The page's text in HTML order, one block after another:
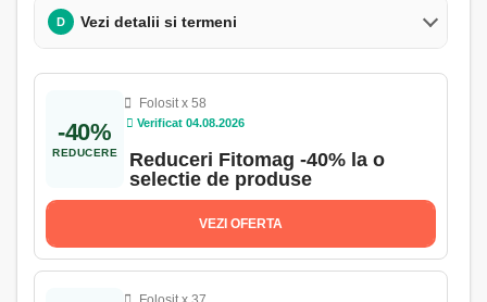
D Vezi detalii si termeni
-40%
REDUCERE
Verificat 04.08.2026
Folosit x 58
Reduceri Fitomag -40% la o
selectie de produse
VEZI OFERTA